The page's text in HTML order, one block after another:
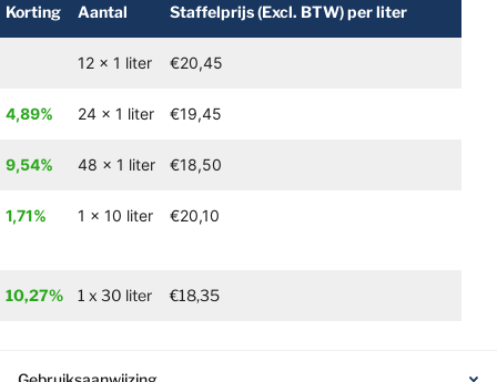
Korting Aantal Staffelprijs(Excl. BTW)per liter
12 x 1 liter €20,45
4,89% 24 x 1 liter €19,45
9,54% 48 x 1 liter €18,50
1,71% 1 x 10 liter €20,10
10,27% 1 x 30 liter €18,35